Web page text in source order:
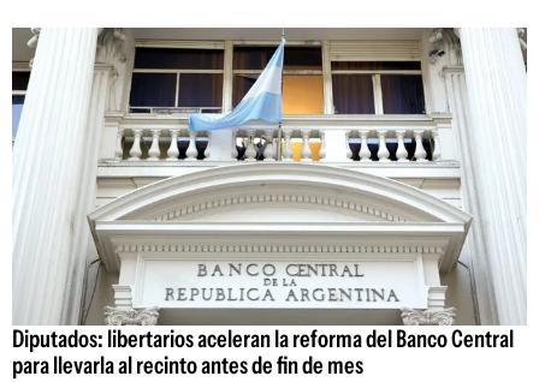
Diputados: libertarios aceleran la reforma del Banco Central
para llevarla al recinto antes de fin de mes